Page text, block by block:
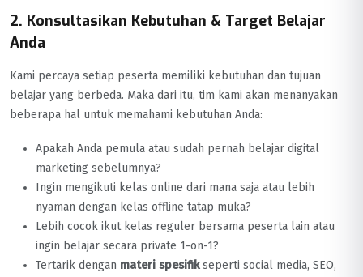
2. Konsultasikan Kebutuhan & Target Belajar
Anda
Kami percaya setiap peserta memiliki kebutuhan dan tujuan
belajar yang berbeda. Maka dari itu, tim kami akan menanyakan
beberapa hal untuk memahami kebutuhan Anda:
Apakah Anda pemula atau sudah pernah belajar digital
marketing sebelumnya?
Ingin mengikuti kelas online dari mana saja atau lebih
nyaman dengan kelas offline tatap muka?
Lebih cocok ikut kelas reguler bersama peserta lain atau
ingin belajar secara private 1-on-1?
Tertarik dengan materi spesifikseperti social media, SEO,